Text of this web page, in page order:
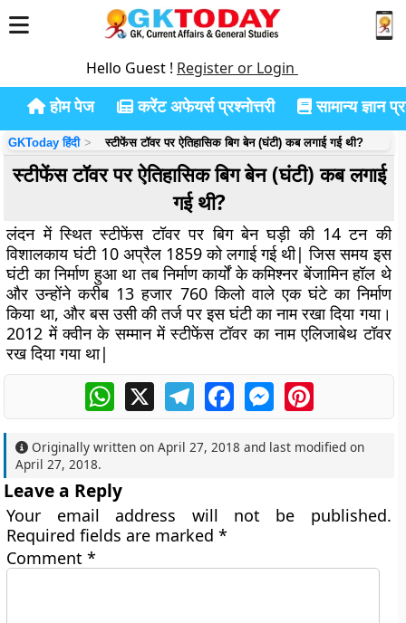
Hello Guest ! Register or Login
होम पेज करेंट अफेयर्स प्रश्नोत्तरी सामान्य ज्ञान
GKToday हिंदी स्टीफेंस टॉवर पर ऐतिहासिक बिग बेन (घंटी) कब लगाई गई थी?
स्टीफेंस टॉवर पर ऐतिहासिक बिग बेन (घंटी) कब लगाई
गई थी?
लंदन में स्थित स्टीफेंस टॉवर पर बिग बेन घड़ी की 14 टन की
विशालकाय घंटी 10 अप्रैल 1859 को लगाई गई थी| जिस समय इस
घंटी का निर्माण हुआ था तब निर्माण कार्यों के कमिश्नर बेंजामिन हॉल थे
और उन्होंने करीब 13 हजार 760 किलो वाले एक घंटे का निर्माण
किया था, और बस उसी की तर्ज पर इस घंटी का नाम रखा दिया गया।
2012 में क्वीन के सम्मान में स्टीफेंस टॉवर का नाम एलिजाबेथ टॉवर
रख दिया गया था|
WhatsApp
X TelegramFacebookMessengerPinterest
Originally written onApril 27, 2018 and last modified on
April 27, 2018.
Leave a Reply
Your email address will not be published.
Required fields are marked*
Comment*